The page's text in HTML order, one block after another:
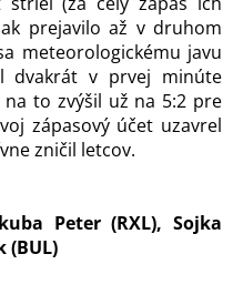
prejavilo až v druhom
meteorologickému javu
dvakrát v prvej minúte
to zvýšil už na 5:2 pre
zápasový účet uzavrel
zničil letcov.
Peter (RXL), Sojka
(BUL)